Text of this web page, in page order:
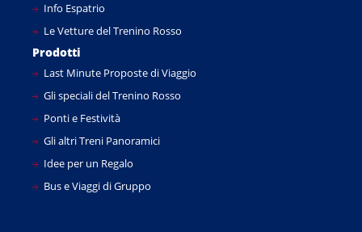
Info Espatrio
Le Vetture del Trenino Rosso
Prodotti
Last Minute Proposte di Viaggio
Gli speciali del Trenino Rosso
Ponti e Festività
Gli altri Treni Panoramici
Idee per un Regalo
Bus e Viaggi di Gruppo